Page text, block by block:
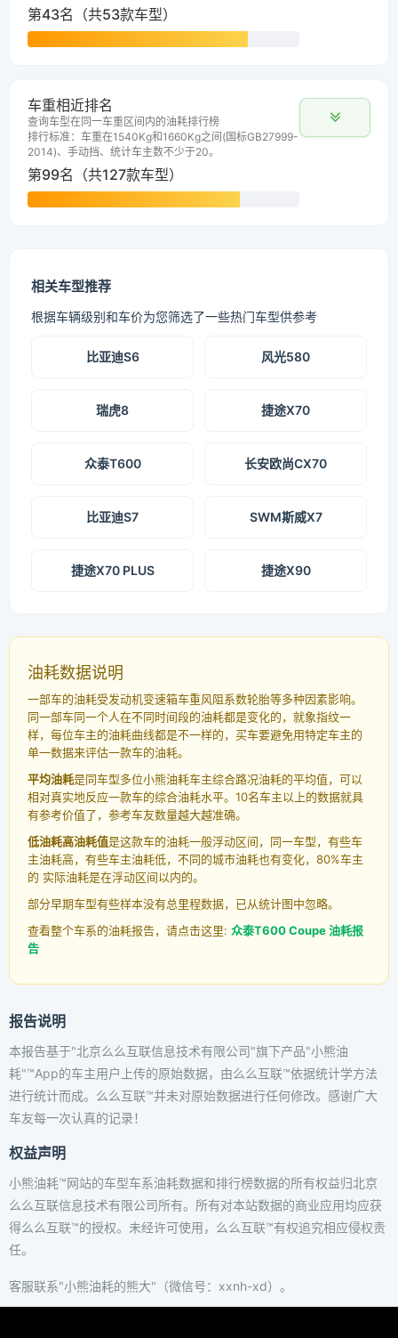
第43名（共53款车型）
车重相近排名
查询车型在同一车重区间内的油耗排行榜
排行标准：车重在1540Kg和1660Kg之间(国标GB27999-
2014)、手动挡、统计车主数不少于20。
第99名（共127款车型）
相关车型推荐
根据车辆级别和车价为您筛选了一些热门车型供参考
比亚迪S6 风光580
瑞虎8 捷途X70
众泰T600 长安欧尚CX70
比亚迪S7 SWM斯威X7
捷途X70 PLUS 捷途X90
油耗数据说明
一部车的油耗受发动机变速箱车重风阻系数轮胎等多种因素影响。
同一部车同一个人在不同时间段的油耗都是变化的，就象指纹一
样，每位车主的油耗曲线都是不一样的，买车要避免用特定车主的
单一数据来评估一款车的油耗。
平均油耗是同车型多位小熊油耗车主综合路况油耗的平均值，可以
相对真实地反应一款车的综合油耗水平。10名车主以上的数据就具
有参考价值了，参考车友数量越大越准确。
低油耗高油耗值是这款车的油耗一般浮动区间，同一车型，有些车
主油耗高，有些车主油耗低，不同的城市油耗也有变化，80%车主
的 实际油耗是在浮动区间以内的。
部分早期车型有些样本没有总里程数据，已从统计图中忽略。
查看整个车系的油耗报告，请点击这里: 众泰T600 Coupe 油耗报
告
报告说明
本报告基于"北京么么互联信息技术有限公司"旗下产品"小熊油
耗"™App的车主用户上传的原始数据，由么么互联™依据统计学方法
进行统计而成。么么互联™并未对原始数据进行任何修改。感谢广大
车友每一次认真的记录！
权益声明
小熊油耗™网站的车型车系油耗数据和排行榜数据的所有权益归北京
么么互联信息技术有限公司所有。所有对本站数据的商业应用均应获
得么么互联™的授权。未经许可使用，么么互联™有权追究相应侵权责
任。
客服联系"小熊油耗的熊大"（微信号：xxnh-xd）。